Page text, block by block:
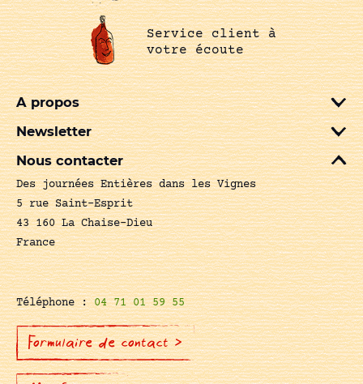
Service client à
votre écoute
A propos
Newsletter
Nous contacter
Des journées Entières dans les Vignes
5 rue Saint-Esprit
43 160 La Chaise-Dieu
France
Téléphone :04 71 01 59 55
Formulaire de contact >